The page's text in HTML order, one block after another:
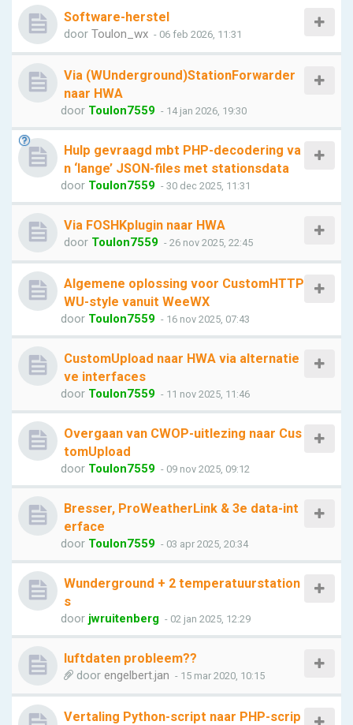
Software-herstel
door Toulon_wx - 06 feb 2026, 11:31
Via (WUnderground)StationForwarder
naar HWA
door Toulon7559 - 14 jan 2026, 19:30
Hulp gevraagd mbt PHP-decodering va
n ‘lange’ JSON-files met stationsdata
door Toulon7559 - 30 dec 2025, 11:31
Via FOSHKplugin naar HWA
door Toulon7559 - 26 nov 2025, 22:45
Algemene oplossing voor CustomHTTP
WU-style vanuit WeeWX
door Toulon7559 - 16 nov 2025, 07:43
CustomUpload naar HWA via alternatie
ve interfaces
door Toulon7559 - 11 nov 2025, 11:46
Overgaan van CWOP-uitlezing naar Cus
tomUpload
door Toulon7559 - 09 nov 2025, 09:12
Bresser, ProWeatherLink & 3e data-int
erface
door Toulon7559 - 03 apr 2025, 20:34
Wunderground + 2 temperatuurstation
s
door jwruitenberg - 02 jan 2025, 12:29
luftdaten probleem??
door engelbert.jan - 15 mar 2020, 10:15
Vertaling Python-script naar PHP-scrip